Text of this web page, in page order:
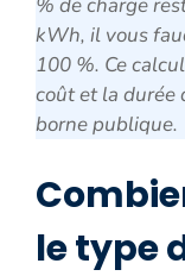
kWh, il vous
100 %. Ce
coût et la durée
borne publique.
le type